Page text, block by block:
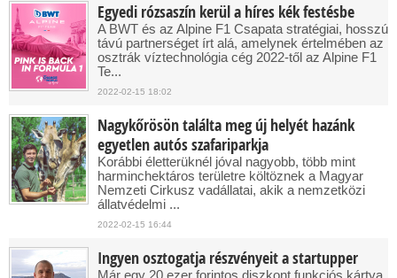
Egyedi rózsaszín kerül a híres kék festésbe
A BWT és az Alpine F1 Csapata stratégiai, hosszú
távú partnerséget írt alá, amelynek értelmében az
osztrák víztechnológia cég 2022-től az Alpine F1
Te...
2022-02-15 18:02
Nagykőrösön találta meg új helyét hazánk
egyetlen autós szafariparkja
Korábbi életterüknél jóval nagyobb, több mint
harminchektáros területre költöznek a Magyar
Nemzeti Cirkusz vadállatai, akik a nemzetközi
állatvédelmi ...
2022-02-15 16:44
Ingyen osztogatja részvényeit a startupper
Már egy 20 ezer forintos diszkont funkciós kártya